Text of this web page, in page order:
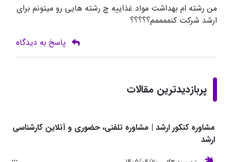
من رشته ام بهداشت مواد غذاییه چ رشته هایی رو میتونم برای
ارشد شرکت کنممممم؟؟؟؟؟
پاسخ به دیدگاه
پربازدیدترین مقالات
مشاوره کنکور ارشد | مشاوره تلفنی، حضوری و آنلاین کارشناسی
ارشد